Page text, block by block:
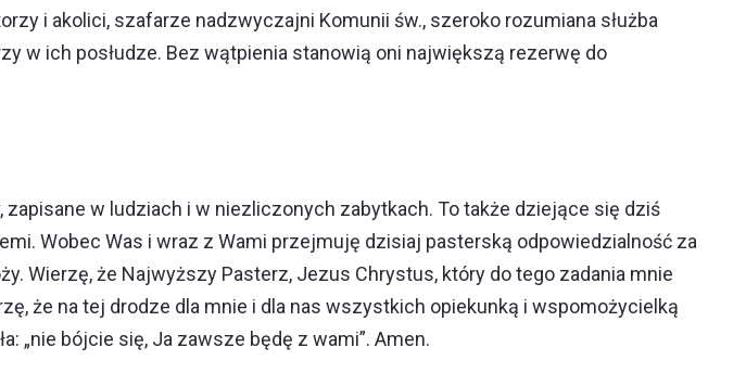
i akolici, szafarze nadzwyczajni Komunii św., szeroko rozumiana służba
w ich posłudze. Bez wątpienia stanowią oni największą rezerwę do
w ludziach i w niezliczonych zabytkach. To także dziejące się dziś
Wobec Was i wraz z Wami przejmuję dzisiaj pasterską odpowiedzialność za
Wierzę, że Najwyższy Pasterz, Jezus Chrystus, który do tego zadania mnie
że na tej drodze dla mnie i dla nas wszystkich opiekunką i wspomożycielką
„nie bójcie się, Ja zawsze będę z wami”. Amen.